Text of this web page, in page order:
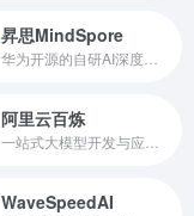
昇思MindSpore
阿里云百炼
WaveSpeedAI